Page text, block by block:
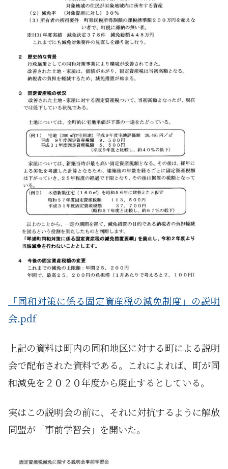
「同和対策に係る固定資産税の減免制度」の説明
会.pdf
上記の資料は町内の同和地区に対する町による説明
会で配布された資料である。これによれば、町が同
和減免を２０２０年度から廃止するとしている。
実はこの説明会の前に、それに対抗するように解放
同盟が「事前学習会」を開いた。